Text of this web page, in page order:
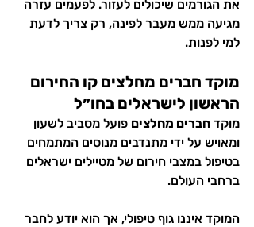
את הגורמים שיכולים לעזור. לפעמים עזרה
מגיעה ממש מעבר לפינה, רק צריך לדעת
למי לפנות.
מוקד חברים מחלצים קו החירום
הראשון לישראלים בחו״ל
מוקד חברים מחלצים פועל מסביב לשעון
ומאויש על ידי מתנדבים מנוסים המתמחים
בטיפול במצבי חירום של מטיילים ישראלים
ברחבי העולם.
המוקד איננו גוף טיפולי, אך הוא יודע לחבר